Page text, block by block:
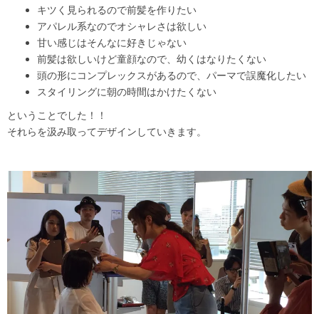
キツく見られるので前髪を作りたい
アパレル系なのでオシャレさは欲しい
甘い感じはそんなに好きじゃない
前髪は欲しいけど童顔なので、幼くはなりたくない
頭の形にコンプレックスがあるので、パーマで誤魔化したい
スタイリングに朝の時間はかけたくない
ということでした！！
それらを汲み取ってデザインしていきます。